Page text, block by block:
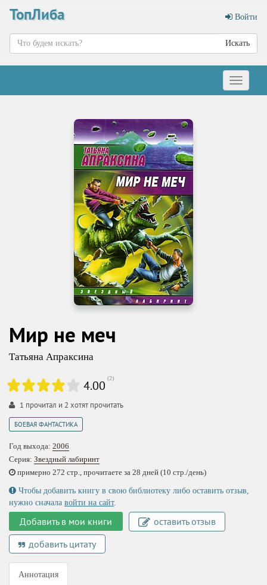
ТопЛиба Войти
Искать
Меню
Мир не меч
Татьяна Апраксина
4.00 (2)
1 прочитал и 2 хотят прочитать
БОЕВАЯ ФАНТАСТИКА
Год выхода: 2006
Серия: Звездный лабиринт
примерно 272 стр., прочитаете за 28 дней (10 стр./день)
Чтобы добавить книгу в свою библиотеку либо оставить отзыв,
нужно сначала войти на сайт.
Добавить в мои книги
оставить отзыв
добавить цитату
Аннотация